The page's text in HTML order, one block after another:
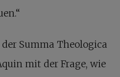
Summa Theologica
mit der Frage, wie